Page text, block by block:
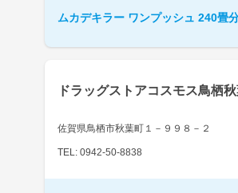
ムカデキラー ワンプッシュ 240畳
ドラッグストアコスモス鳥栖
佐賀県鳥栖市秋葉町１－９９８－２
TEL: 0942-50-8838